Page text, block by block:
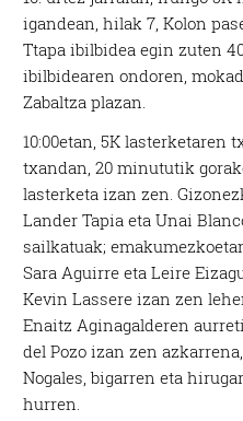
igandean, hilak 7, Kolon
Ttapa ibilbidea egin zuten
ibilbidearen ondoren,
Zabaltza plazan.
10:00etan, 5K lasterketaren
txandan, 20 minututik
lasterketa izan zen.
Lander Tapia eta Unai
sailkatuak;
Sara Aguirre eta Leire
Kevin Lassere izan zen
Enaitz Aginagalderen
del Pozo izan zen
Nogales, bigarren eta
hurren.